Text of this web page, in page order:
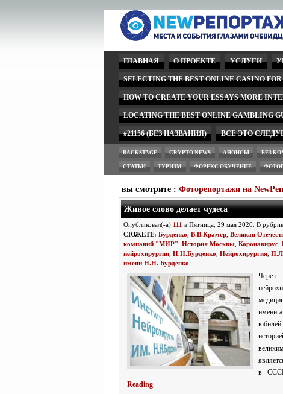
ГЛАВНАЯ О ПРОЕКТЕ УСЛУГИ
SELECTING THE BEST ONLINE CASINO
HOW TO CREATE YOUR ESSAYS MORE
LOCATING THE BEST ONLINE GAMBLING
#21156 (БЕЗ НАЗВАНИЯ) ВСЕ ЭТО
BACKSTAGE CRYPTO NEWS АНОНСЫ БЕЗ
СТАТЬИ ТУРИЗМ ФОРЕКС ОБУЧЕНИЕ
вы смотрите : Фоторепортажи на
Живое слово делает чудеса
Опубликовал(-а) 111 в Пятница, 29 мая 2020. В
СЮЖЕТЕ: Бурденко В.В.Крамер Великая
компаний "МИР" История Москвы Коронавирус
нейрохирургии Н.Н.Бурденко Нейрохирургия
имени Н.Н. Бурденко
Через
имени
в
Reading